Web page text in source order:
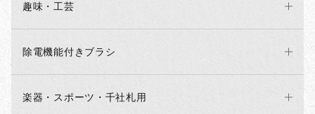
趣味・工芸
除電機能付きブラシ
楽器・スポーツ・千社札用